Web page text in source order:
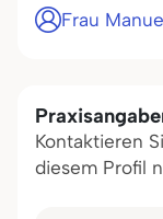
Frau
Kontaktieren
diesem Profil